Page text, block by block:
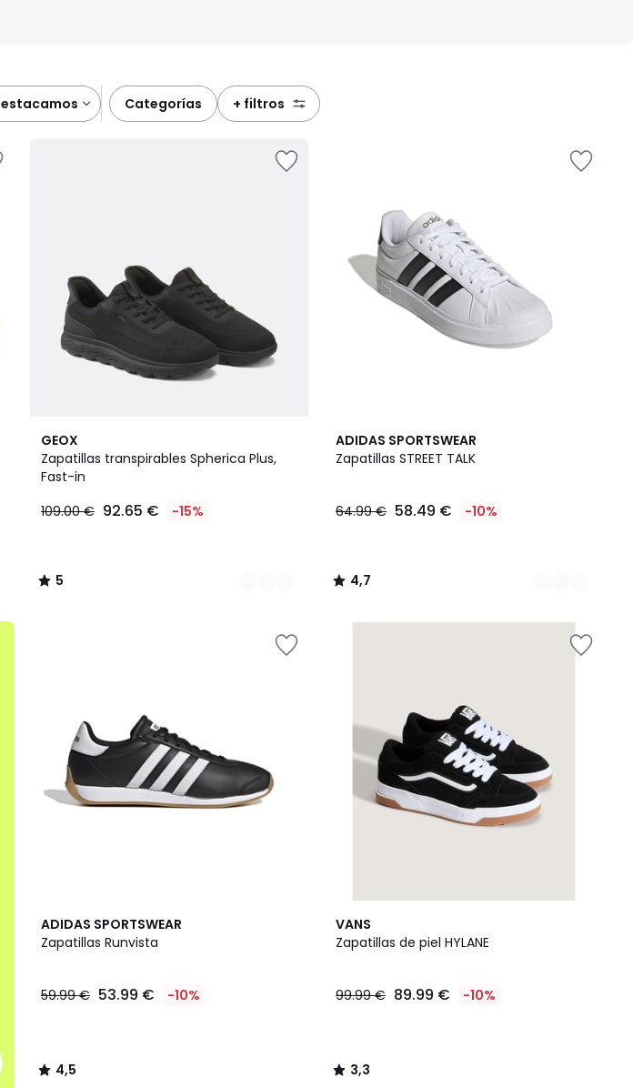
destacamos categorías + filtros
GEOX
Zapatillas transpirables Spherica Plus,
Fast-in
109.00 € 92.65 € -15%
5
/
5
2
Colores
5
/
ADIDAS SPORTSWEAR
Zapatillas STREET TALK
64.99 € 58.49 € -10%
4,7
/ 5
2
Colores
4,7
/
ADIDAS SPORTSWEAR
Zapatillas Runvista
59.99 € 53.99 € -10%
4,5
/ 5
4,5
/
VANS
Zapatillas de piel HYLANE
99.99 € 89.99 € -10%
3,3
/ 5
3,3
/